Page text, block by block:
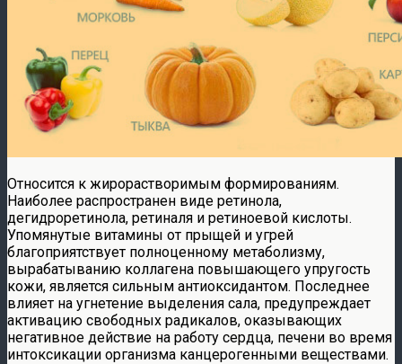
Относится к жирорастворимым формированиям.
Наиболее распространен виде ретинола,
дегидроретинола, ретиналя и ретиноевой кислоты.
Упомянутые витамины от прыщей и угрей
благоприятствует полноценному метаболизму,
вырабатыванию коллагена повышающего упругость
кожи, является сильным антиоксидантом. Последнее
влияет на угнетение выделения сала, предупреждает
активацию свободных радикалов, оказывающих
негативное действие на работу сердца, печени во время
интоксикации организма канцерогенными веществами.